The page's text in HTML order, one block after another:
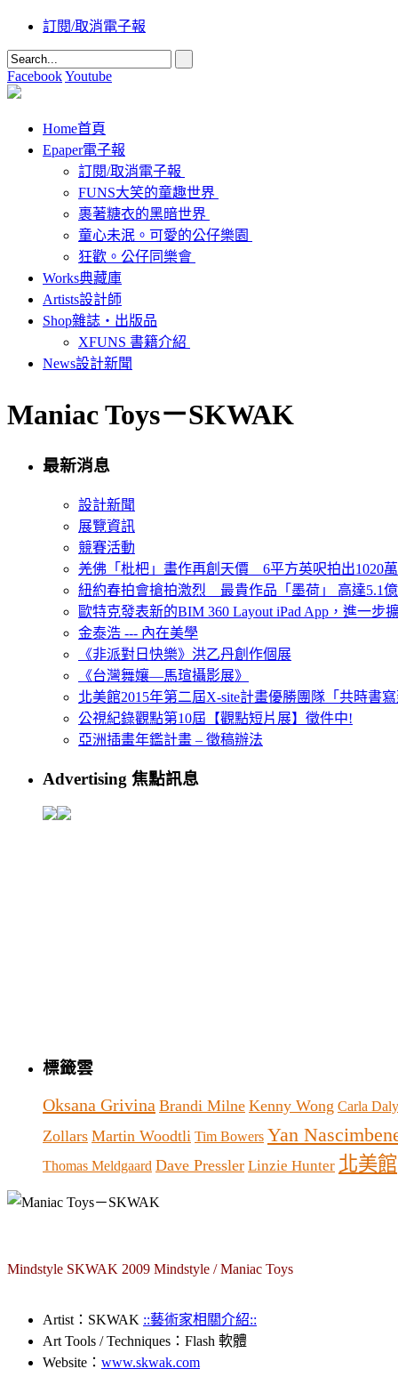
訂閱/取消電子報
FacebookYoutube
Home首頁
Epaper電子報
訂閱/取消電子報
FUNS大笑的童趣世界
裹著糖衣的黑暗世界
童心未泯。可愛的公仔樂園
狂歡。公仔同樂會
Works典藏庫
Artists設計師
Shop雜誌‧出版品
XFUNS 書籍介紹
News設計新聞
Maniac Toys－SKWAK
最新消息
設計新聞
展覽資訊
競賽活動
羌佛「枇杷」畫作再創天價 6平方英呎拍出1020
紐約春拍會搶拍激烈 最貴作品「墨荷」 高達5.1億
歐特克發表新的BIM 360 Layout iPad App，進一步
金泰浩 --- 內在美學
《非派對日快樂》洪乙丹創作個展
《台灣舞孃—馬瑄攝影展》
北美館2015年第二屆X-site計畫優勝團隊「共時書
公視紀錄觀點第10屆【觀點短片展】徵件中!
亞洲插畫年鑑計畫 – 徵稿辦法
Advertising 焦點訊息
標籤雲
Oksana Grivina Brandi Milne Kenny Wong Carla Daly
Zollars Martin Woodtli Tim Bowers Yan
Thomas Meldgaard Dave Pressler Linzie Hunter 北美館
Mindstyle SKWAK 2009 Mindstyle / Maniac Toys
Artist：SKWAK ::藝術家相關介紹::
Art Tools / Techniques：Flash 軟體
Website： www.skwak.com